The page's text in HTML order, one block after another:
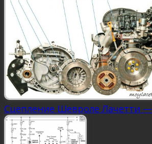
Сцепление Шевроле Лачетти